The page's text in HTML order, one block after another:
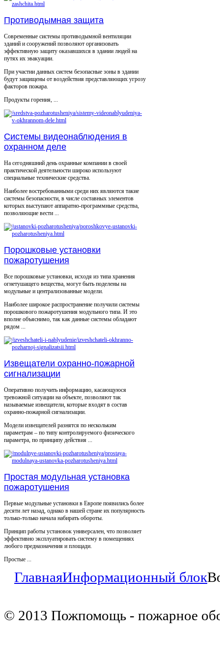
Противодымная защита
Современные системы противодымной вентиляции
зданий и сооружений позволяют организовать
эффективную защиту оказавшихся в здании людей на
путях их эвакуации.
При участии данных систем безопасные зоны в здании
будут защищены от воздействия представляющих угрозу
факторов пожара.
Продукты горения, ...
Системы видеонаблюдения в
охранном деле
На сегодняшний день охранные компании в своей
практической деятельности широко используют
специальные технические средства.
Наиболее востребованными среди них являются такие
системы безопасности, в числе составных элементов
которых выступают аппаратно-программные средства,
позволяющие вести ...
Порошковые установки
пожаротушения
Все порошковые установки, исходя из типа хранения
огнетушащего вещества, могут быть поделены на
модульные и централизованные модели.
Наиболее широкое распространение получили системы
порошкового пожаротушения модульного типа. И это
вполне объяснимо, так как данные системы обладают
рядом ...
Извещатели охранно-пожарной
сигнализации
Оперативно получить информацию, касающуюся
тревожной ситуации на объекте, позволяют так
называемые извещатели, которые входят в состав
охранно-пожарной сигнализации.
Модели извещателей разнятся по нескольким
параметрам – по типу контролируемого физического
параметра, по принципу действия ...
Простая модульная установка
пожаротушения
Первые модульные установки в Европе появились более
десяти лет назад, однако в нашей стране их популярность
только-только начала набирать обороты.
Принцип работы установок универсален, что позволяет
эффективно эксплуатировать систему в помещениях
любого предназначения и площади.
Простые ...
ГлавнаяИнформационный блок
© 2013 Пожпомощь - пожарное